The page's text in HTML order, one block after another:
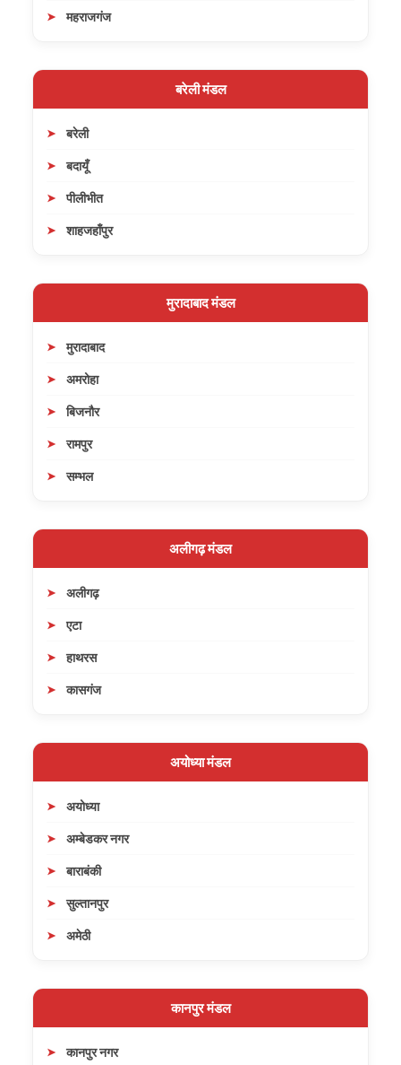
महराजगंज
बरेली मंडल
बरेली
बदायूँ
पीलीभीत
शाहजहाँपुर
मुरादाबाद मंडल
मुरादाबाद
अमरोहा
बिजनौर
रामपुर
सम्भल
अलीगढ़ मंडल
अलीगढ़
एटा
हाथरस
कासगंज
अयोध्या मंडल
अयोध्या
अम्बेडकर नगर
बाराबंकी
सुल्तानपुर
अमेठी
कानपुर मंडल
कानपुर नगर